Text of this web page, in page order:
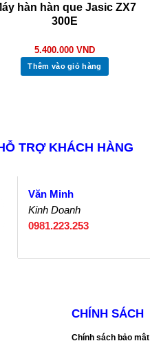
hàn hàn que Jasic ZX7
300E
5.400.000 VND
Thêm vào giỏ hàng
TRỢ KHÁCH HÀNG
Văn Minh
Kinh Doanh
0981.223.253
CHÍNH SÁCH
Chính sách bảo mật